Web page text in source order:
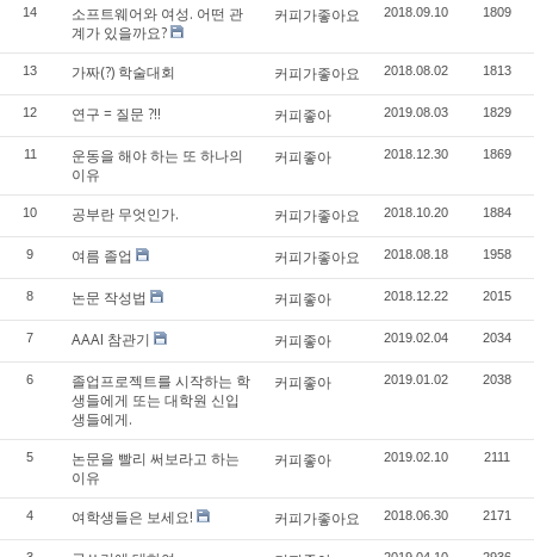
14
소프트웨어와 여성. 어떤 관
계가 있을까요?
커피가좋아요 2018.09.10 1809
13 가짜(?) 학술대회 커피가좋아요 2018.08.02 1813
12 연구 = 질문 ?!! 커피좋아 2019.08.03 1829
11
운동을 해야 하는 또 하나의
이유
커피좋아 2018.12.30 1869
10 공부란 무엇인가. 커피가좋아요 2018.10.20 1884
9 여름 졸업 커피가좋아요 2018.08.18 1958
8 논문 작성법 커피좋아 2018.12.22 2015
7 AAAI 참관기 커피좋아 2019.02.04 2034
6
졸업프로젝트를 시작하는 학
생들에게 또는 대학원 신입
생들에게.
커피좋아 2019.01.02 2038
5
논문을 빨리 써보라고 하는
이유
커피좋아 2019.02.10 2111
4 여학생들은 보세요! 커피가좋아요 2018.06.30 2171